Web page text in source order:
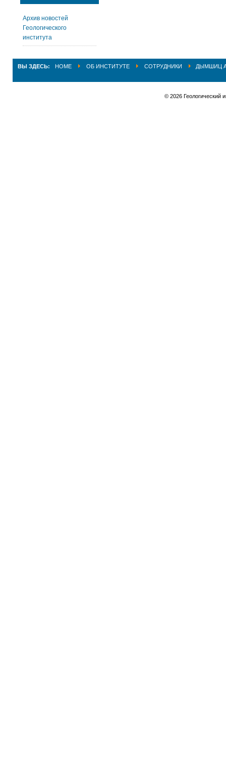
Архив новостей
Геологического
института
ВЫ ЗДЕСЬ: HOME ОБ ИНСТИТУТЕ СОТРУДНИКИ ДЫМШИЦ
© 2026 Геологический